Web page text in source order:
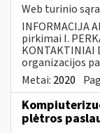
Web turinio
INFORMACIJA
pirkimai I.
KONTAKTINIAI
organizacijos
Metai: 2020
plėtros